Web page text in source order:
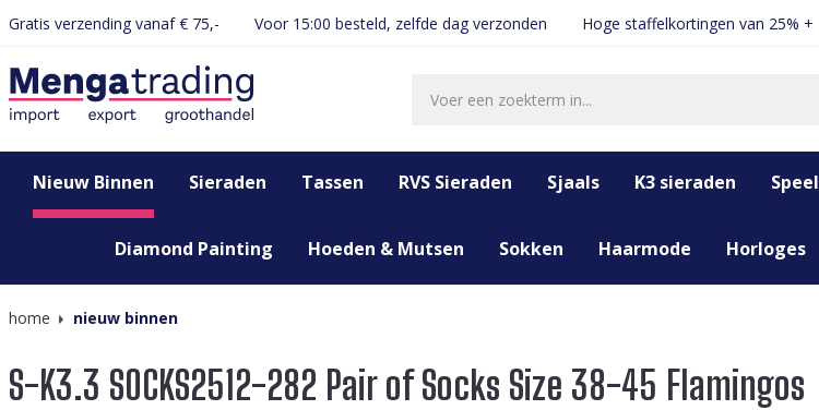
Ga naar de hoofdnavigatie
Gratis verzending vanaf € 75,- Voor 15:00 besteld, zelfde dag verzonden Hoge staffelkortingen van 25% +
Nieuw Binnen Sieraden Tassen RVS Sieraden Sjaals K3 sieraden
Diamond Painting Hoeden & Mutsen Sokken Haarmode Horloges
home nieuw binnen
S-K3.3 SOCKS2512-282 Pair of Socks Size 38-45 Flamingos